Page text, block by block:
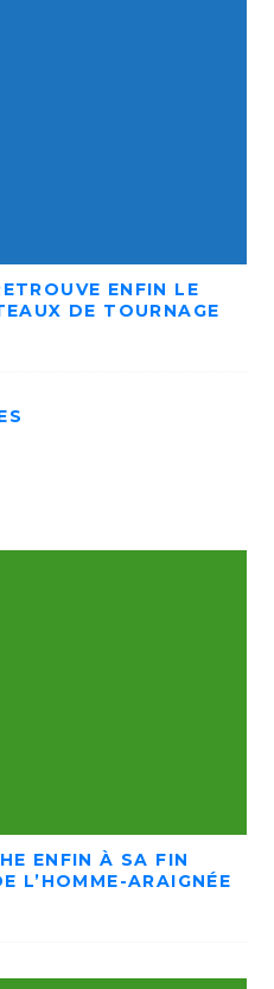
ENFIN LE
DE TOURNAGE
ENFIN À SA FIN
L’HOMME-ARAIGNÉE